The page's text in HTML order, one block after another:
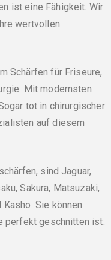
ist eine Fähigkeit. Wir
wertvollen
Schärfen für Friseure,
Mit modernsten
tot in chirurgischer
auf diesem
sind Jaguar,
Sakura, Matsuzaki,
Sie können
perfekt geschnitten ist: